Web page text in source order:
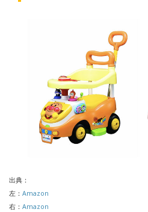
出典：
左： Amazon
右： Amazon